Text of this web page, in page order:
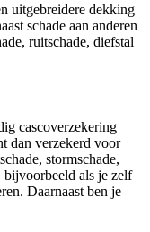
uitgebreidere dekking
schade aan anderen
ruitschade, diefstal
cascoverzekering
dan verzekerd voor
stormschade,
bijvoorbeeld als je zelf
Daarnaast ben je